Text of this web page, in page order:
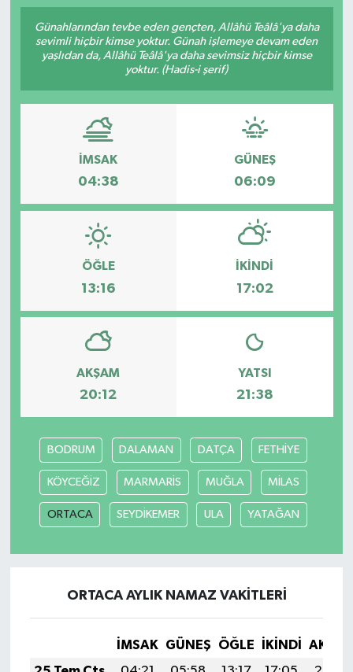
Günahlarından tevbe eden gençten, Allâhü Teâlâ'ya daha
sevimli hiçbir kimse yoktur. Günah işlemeye devam eden
yaşlıdan da, Allâhü Teâlâ'ya daha sevimsiz hiçbir kimse
yoktur. (Hadis-i şerif)
İMSAK
04:38
GÜNEŞ
06:09
ÖĞLE
13:16
İKINDI
17:02
AKŞAM
20:12
YATSI
21:38
BODRUM DALAMAN DATÇA FETHİYE
KÖYCEĞİZ MARMARİS MUĞLA MİLAS
ORTACA SEYDİKEMER ULA YATAĞAN
ORTACA AYLIK NAMAZ VAKITLERI
İMSAK GÜNEŞ ÖĞLE İKINDI